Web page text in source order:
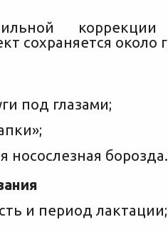
коррекции
сохраняется около
под глазами;
носослезная борозда.
и период лактации;